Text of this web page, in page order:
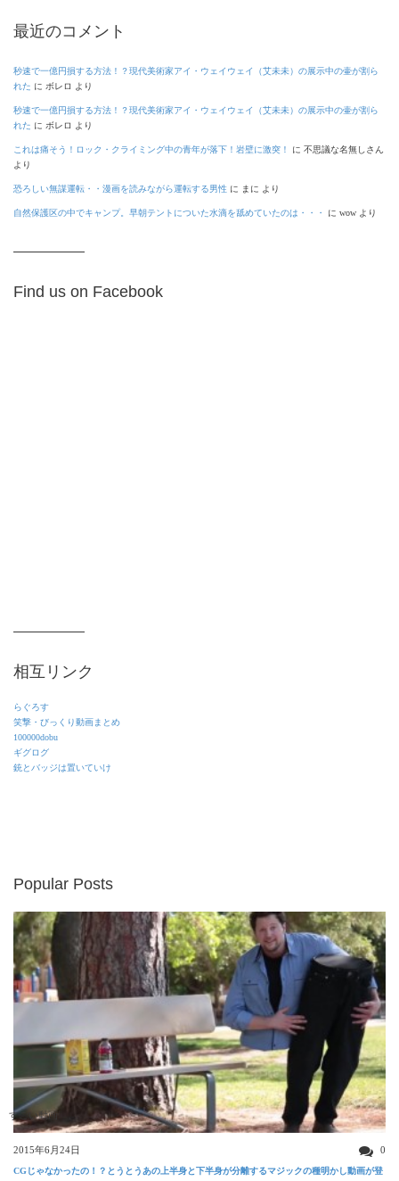
最近のコメント
秒速で一億円損する方法！？現代美術家アイ・ウェイウェイ（艾未未）の展示中の壷が割ら
れた に ボレロ より
秒速で一億円損する方法！？現代美術家アイ・ウェイウェイ（艾未未）の展示中の壷が割ら
れた に ボレロ より
これは痛そう！ロック・クライミング中の青年が落下！岩壁に激突！ に 不思議な名無しさん
より
恐ろしい無謀運転・・漫画を読みながら運転する男性 に まに より
自然保護区の中でキャンプ。早朝テントについた水滴を舐めていたのは・・・ に wow より
Find us on Facebook
相互リンク
らぐろす
笑撃・びっくり動画まとめ
100000dobu
ギグログ
銃とバッジは置いていけ
Popular Posts
すごい動画
2015年6月24日 0
CGじゃなかったの！？とうとうあの上半身と下半身が分離するマジックの種明かし動画が登